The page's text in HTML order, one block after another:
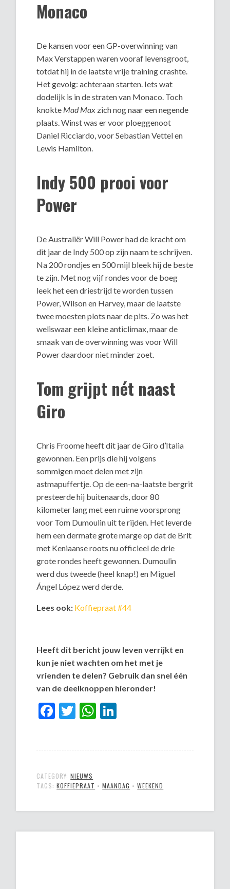
Monaco
De kansen voor een GP-overwinning van
Max Verstappen waren vooraf levensgroot,
totdat hij in de laatste vrije training crashte.
Het gevolg: achteraan starten. Iets wat
dodelijk is in de straten van Monaco. Toch
knokte Mad Max zich nog naar een negende
plaats. Winst was er voor ploeggenoot
Daniel Ricciardo, voor Sebastian Vettel en
Lewis Hamilton.
Indy 500 prooi voor
Power
De Australiër Will Power had de kracht om
dit jaar de Indy 500 op zijn naam te schrijven.
Na 200 rondjes en 500 mijl bleek hij de beste
te zijn. Met nog vijf rondes voor de boeg
leek het een driestrijd te worden tussen
Power, Wilson en Harvey, maar de laatste
twee moesten plots naar de pits. Zo was het
weliswaar een kleine anticlimax, maar de
smaak van de overwinning was voor Will
Power daardoor niet minder zoet.
Tom grijpt nét naast
Giro
Chris Froome heeft dit jaar de Giro d’Italia
gewonnen. Een prijs die hij volgens
sommigen moet delen met zijn
astmapuffertje. Op de een-na-laatste bergrit
presteerde hij buitenaards, door 80
kilometer lang met een ruime voorsprong
voor Tom Dumoulin uit te rijden. Het leverde
hem een dermate grote marge op dat de Brit
met Keniaanse roots nu officieel de drie
grote rondes heeft gewonnen. Dumoulin
werd dus tweede (heel knap!) en Miguel
Ángel López werd derde.
Lees ook: Koffiepraat #44
Heeft dit bericht jouw leven verrijkt en
kun je niet wachten om het met je
vrienden te delen? Gebruik dan snel één
van de deelknoppen hieronder!
Facebook
TwitterWhatsApp
CATEGORY:NIEUWS
TAGS:KOFFIEPRAAT •MAANDAG •WEEKEND